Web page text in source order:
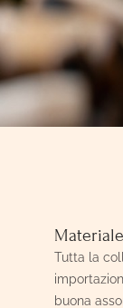
Materiale
Tutta la
buona